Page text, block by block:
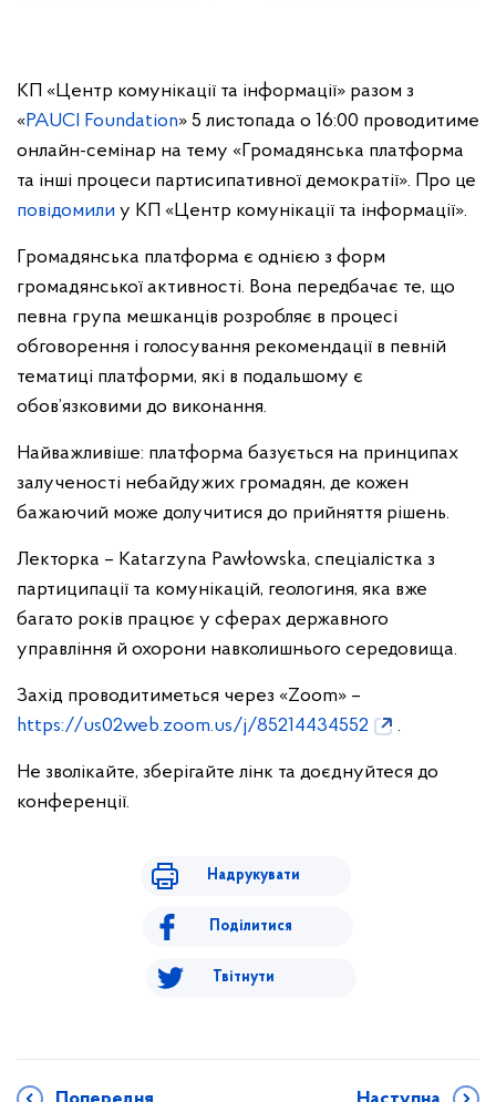
КП «Центр комунікації та інформації» разом з
«PAUCI Foundation» 5 листопада о 16:00 проводитиме
онлайн-семінар на тему «Громадянська платформа
та інші процеси партисипативної демократії». Про це
повідомили у КП «Центр комунікації та інформації».
Громадянська платформа є однією з форм
громадянської активності. Вона передбачає те, що
певна група мешканців розробляє в процесі
обговорення і голосування рекомендації в певній
тематиці платформи, які в подальшому є
обов’язковими до виконання.
Найважливіше: платформа базується на принципах
залученості небайдужих громадян, де кожен
бажаючий може долучитися до прийняття рішень.
Лекторка – Katarzyna Pawłowska, спеціалістка з
партиципації та комунікацій, геологиня, яка вже
багато років працює у сферах державного
управління й охорони навколишнього середовища.
Захід проводитиметься через «Zoom» –
https://us02web.zoom.us/j/85214434552
.
Не зволікайте, зберігайте лінк та доєднуйтеся до
конференції.
Надрукувати
Поділитися
Твітнути